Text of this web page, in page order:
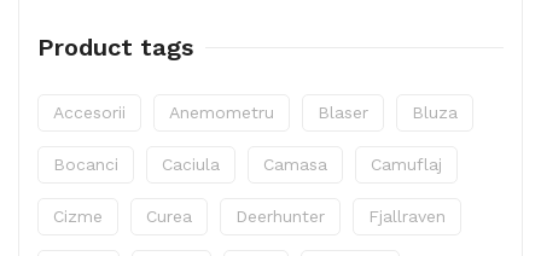
Product tags
Accesorii Anemometru Blaser Bluza
Bocanci Caciula Camasa Camuflaj
Cizme Curea Deerhunter Fjallraven